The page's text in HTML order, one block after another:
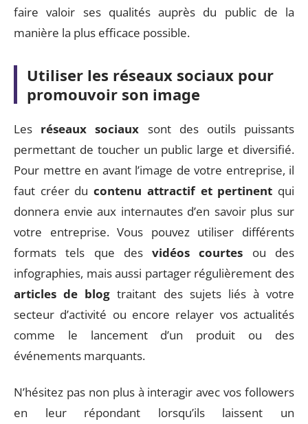
faire valoir ses qualités auprès du public de la
manière la plus efficace possible.
Utiliser les réseaux sociaux pour
promouvoir son image
Les réseaux sociaux sont des outils puissants
permettant de toucher un public large et diversifié.
Pour mettre en avant l’image de votre entreprise, il
faut créer ducontenu attractif et pertinent qui
donnera envie aux internautes d’en savoir plus sur
votre entreprise. Vous pouvez utiliser différents
formats tels que desvidéos courtes ou des
infographies, mais aussi partager régulièrement des
articles de blog traitant des sujets liés à votre
secteur d’activité ou encore relayer vos actualités
comme le lancement d’un produit ou des
événements marquants.
N’hésitez pas non plus à interagir avec vos followers
en leur répondant lorsqu’ils laissent un